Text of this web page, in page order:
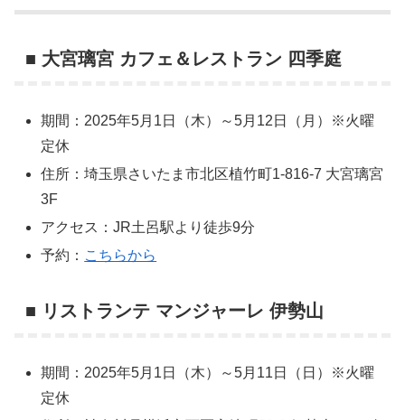
■ 大宮璃宮 カフェ＆レストラン 四季庭
期間：2025年5月1日（木）～5月12日（月）※火曜
定休
住所：埼玉県さいたま市北区植竹町1-816-7 大宮璃宮
3F
アクセス：JR土呂駅より徒歩9分
予約： こちらから
■ リストランテ マンジャーレ 伊勢山
期間：2025年5月1日（木）～5月11日（日）※火曜
定休